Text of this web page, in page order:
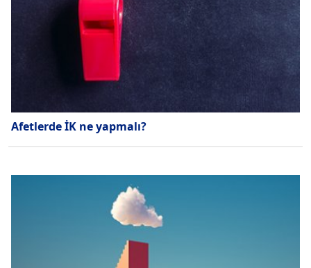
Afetlerde İK ne yapmalı?